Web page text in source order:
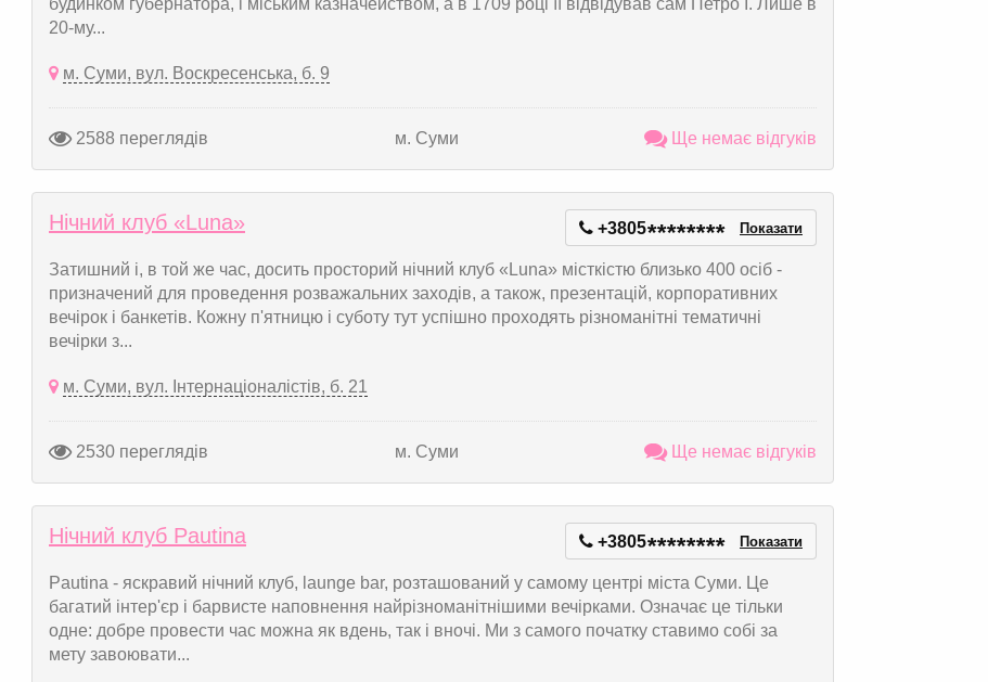
будинком губернатора, і міським казначейством, а в 1709 році її відвідував сам Петро I. Лише в
20-му...
м. Суми, вул. Воскресенська, б. 9
2588 переглядів м. Суми Ще немає відгуків
Нічний клуб «Luna» +3805******** Показати
Затишний і, в той же час, досить просторий нічний клуб «Luna» місткістю близько 400 осіб -
призначений для проведення розважальних заходів, а також, презентацій, корпоративних
вечірок і банкетів. Кожну п'ятницю і суботу тут успішно проходять різноманітні тематичні
вечірки з...
м. Суми, вул. Інтернаціоналістів, б. 21
2530 переглядів м. Суми Ще немає відгуків
Нічний клуб Pautina +3805******** Показати
Pautina - яскравий нічний клуб, launge bar, розташований у самому центрі міста Суми. Це
багатий інтер'єр і барвисте наповнення найрізноманітнішими вечірками. Означає це тільки
одне: добре провести час можна як вдень, так і вночі. Ми з самого початку ставимо собі за
мету завоювати...